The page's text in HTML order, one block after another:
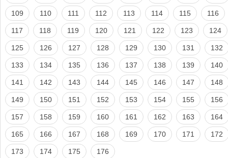
109 110 111 112 113 114 115 116
117 118 119 120 121 122 123 124
125 126 127 128 129 130 131 132
133 134 135 136 137 138 139 140
141 142 143 144 145 146 147 148
149 150 151 152 153 154 155 156
157 158 159 160 161 162 163 164
165 166 167 168 169 170 171 172
173 174 175 176